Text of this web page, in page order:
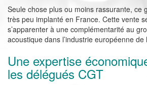
Seule chose plus ou moins rassurante, ce
très peu implanté en France. Cette vente
s’apparenter à une complémentarité au
acoustique dans l’industrie européenne de
Une expertise
les délégués CGT